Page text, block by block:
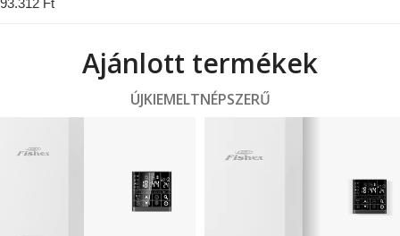
93.312 Ft
Ajánlott termékek
ÚJKIEMELTNÉPSZERŰ